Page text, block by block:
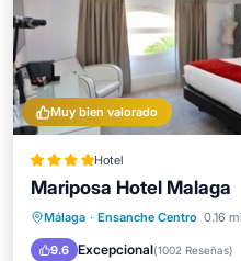
Muy bien valorado
Hotel
Mariposa Hotel Malaga
Málaga · Ensanche Centro 0.16
9.6 Excepcional(1002 Reseñas)
Desayuno
Balcón/Terraza